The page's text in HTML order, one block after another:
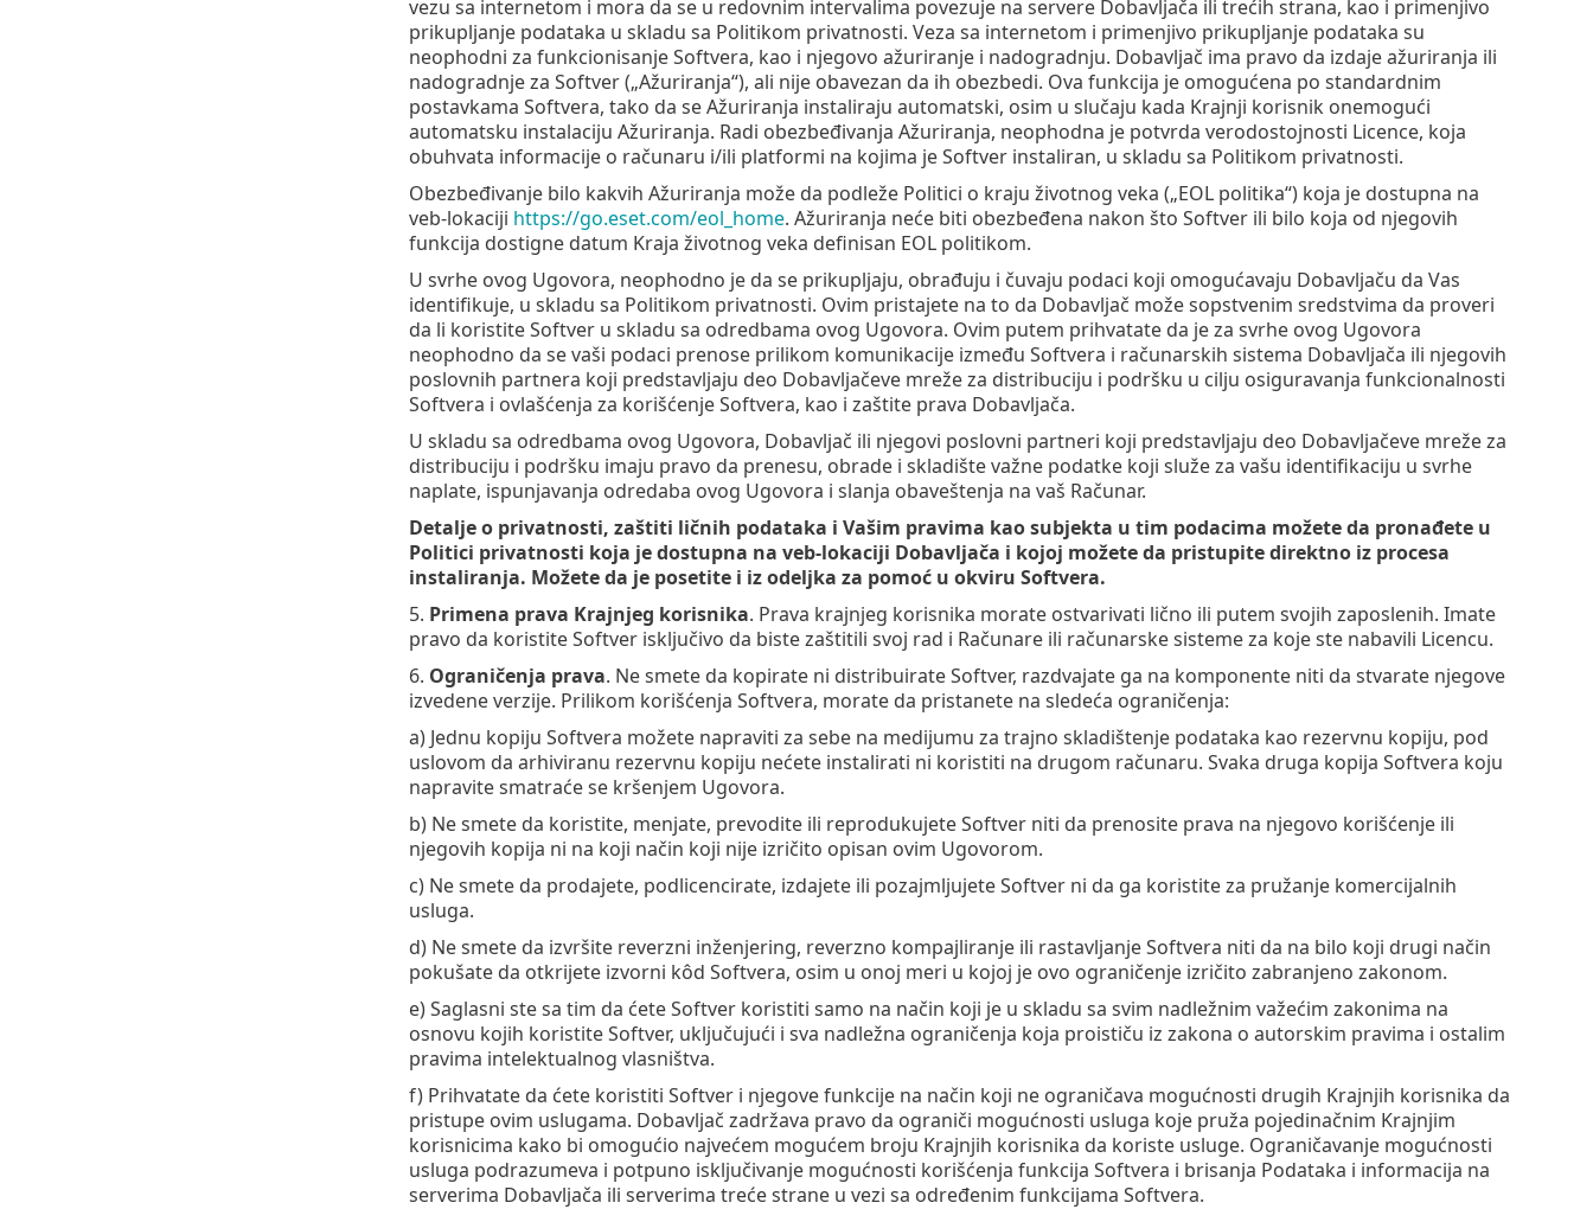
vezu sa internetom i mora da se u redovnim intervalima povezuje na servere Dobavljača ili trećih strana, kao i primenjivo
prikupljanje podataka u skladu sa Politikom privatnosti. Veza sa internetom i primenjivo prikupljanje podataka su
neophodni za funkcionisanje Softvera, kao i njegovo ažuriranje i nadogradnju. Dobavljač ima pravo da izdaje ažuriranja ili
nadogradnje za Softver („Ažuriranja“), ali nije obavezan da ih obezbedi. Ova funkcija je omogućena po standardnim
postavkama Softvera, tako da se Ažuriranja instaliraju automatski, osim u slučaju kada Krajnji korisnik onemogući
automatsku instalaciju Ažuriranja. Radi obezbeđivanja Ažuriranja, neophodna je potvrda verodostojnosti Licence, koja
obuhvata informacije o računaru i/ili platformi na kojima je Softver instaliran, u skladu sa Politikom privatnosti.
Obezbeđivanje bilo kakvih Ažuriranja može da podleže Politici o kraju životnog veka („EOL politika“) koja je dostupna na
veb-lokaciji https://go.eset.com/eol_home. Ažuriranja neće biti obezbeđena nakon što Softver ili bilo koja od njegovih
funkcija dostigne datum Kraja životnog veka definisan EOL politikom.
U svrhe ovog Ugovora, neophodno je da se prikupljaju, obrađuju i čuvaju podaci koji omogućavaju Dobavljaču da Vas
identifikuje, u skladu sa Politikom privatnosti. Ovim pristajete na to da Dobavljač može sopstvenim sredstvima da proveri
da li koristite Softver u skladu sa odredbama ovog Ugovora. Ovim putem prihvatate da je za svrhe ovog Ugovora
neophodno da se vaši podaci prenose prilikom komunikacije između Softvera i računarskih sistema Dobavljača ili njegovih
poslovnih partnera koji predstavljaju deo Dobavljačeve mreže za distribuciju i podršku u cilju osiguravanja funkcionalnosti
Softvera i ovlašćenja za korišćenje Softvera, kao i zaštite prava Dobavljača.
U skladu sa odredbama ovog Ugovora, Dobavljač ili njegovi poslovni partneri koji predstavljaju deo Dobavljačeve mreže za
distribuciju i podršku imaju pravo da prenesu, obrade i skladište važne podatke koji služe za vašu identifikaciju u svrhe
naplate, ispunjavanja odredaba ovog Ugovora i slanja obaveštenja na vaš Računar.
Detalje o privatnosti, zaštiti ličnih podataka i Vašim pravima kao subjekta u tim podacima možete da pronađete u
Politici privatnosti koja je dostupna na veb-lokaciji Dobavljača i kojoj možete da pristupite direktno iz procesa
instaliranja. Možete da je posetite i iz odeljka za pomoć u okviru Softvera.
5. Primena prava Krajnjeg korisnika. Prava krajnjeg korisnika morate ostvarivati lično ili putem svojih zaposlenih. Imate
pravo da koristite Softver isključivo da biste zaštitili svoj rad i Računare ili računarske sisteme za koje ste nabavili Licencu.
6. Ograničenja prava. Ne smete da kopirate ni distribuirate Softver, razdvajate ga na komponente niti da stvarate njegove
izvedene verzije. Prilikom korišćenja Softvera, morate da pristanete na sledeća ograničenja:
a) Jednu kopiju Softvera možete napraviti za sebe na medijumu za trajno skladištenje podataka kao rezervnu kopiju, pod
uslovom da arhiviranu rezervnu kopiju nećete instalirati ni koristiti na drugom računaru. Svaka druga kopija Softvera koju
napravite smatraće se kršenjem Ugovora.
b) Ne smete da koristite, menjate, prevodite ili reprodukujete Softver niti da prenosite prava na njegovo korišćenje ili
njegovih kopija ni na koji način koji nije izričito opisan ovim Ugovorom.
c) Ne smete da prodajete, podlicencirate, izdajete ili pozajmljujete Softver ni da ga koristite za pružanje komercijalnih
usluga.
d) Ne smete da izvršite reverzni inženjering, reverzno kompajliranje ili rastavljanje Softvera niti da na bilo koji drugi način
pokušate da otkrijete izvorni kôd Softvera, osim u onoj meri u kojoj je ovo ograničenje izričito zabranjeno zakonom.
e) Saglasni ste sa tim da ćete Softver koristiti samo na način koji je u skladu sa svim nadležnim važećim zakonima na
osnovu kojih koristite Softver, uključujući i sva nadležna ograničenja koja proističu iz zakona o autorskim pravima i ostalim
pravima intelektualnog vlasništva.
f) Prihvatate da ćete koristiti Softver i njegove funkcije na način koji ne ograničava mogućnosti drugih Krajnjih korisnika da
pristupe ovim uslugama. Dobavljač zadržava pravo da ograniči mogućnosti usluga koje pruža pojedinačnim Krajnjim
korisnicima kako bi omogućio najvećem mogućem broju Krajnjih korisnika da koriste usluge. Ograničavanje mogućnosti
usluga podrazumeva i potpuno isključivanje mogućnosti korišćenja funkcija Softvera i brisanja Podataka i informacija na
serverima Dobavljača ili serverima treće strane u vezi sa određenim funkcijama Softvera.